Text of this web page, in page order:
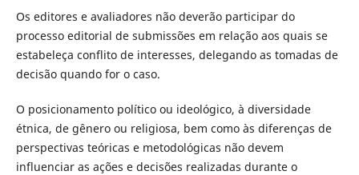
Os editores e avaliadores não deverão participar do
processo editorial de submissões em relação aos quais se
estabeleça conflito de interesses, delegando as tomadas de
decisão quando for o caso.
O posicionamento político ou ideológico, à diversidade
étnica, de gênero ou religiosa, bem como às diferenças de
perspectivas teóricas e metodológicas não devem
influenciar as ações e decisões realizadas durante o